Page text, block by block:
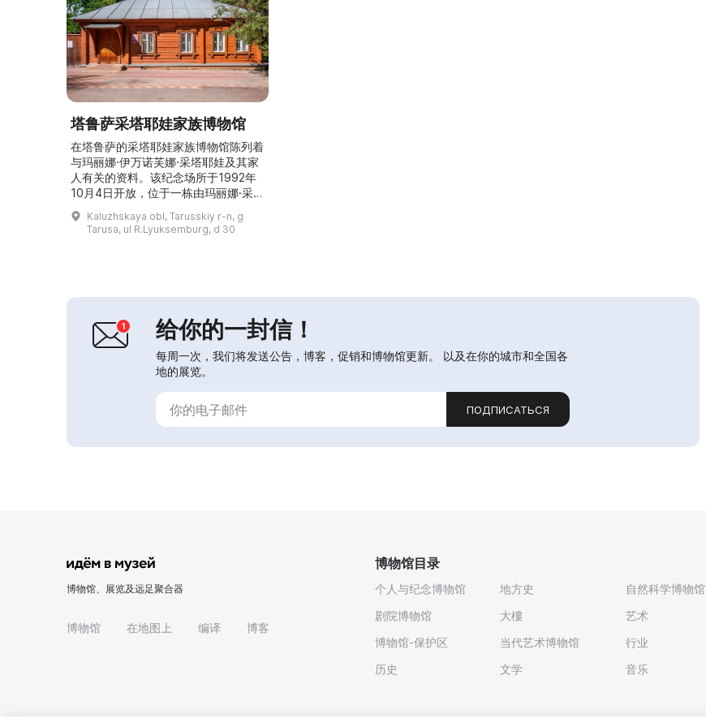
塔鲁萨采塔耶娃家族博物馆
在塔鲁萨的采塔耶娃家族博物馆陈列着
与玛丽娜·伊万诺芙娜·采塔耶娃及其家
人有关的资料。该纪念场所于1992年
10月4日开放，位于一栋由玛丽娜·采塔
耶娃的祖父于1899年购买的房屋内。
姐妹玛丽娜和阿纳斯塔西娅·采塔耶娃
曾在此居住（1907–1910年），她们
具、属于玛丽娜及其亲属的物品，以
Kaluzhskaya obl, Tarusskiy r-n, g
Tarusa, ul R.Lyuksemburg, d 30
给你的一封信！
每周一次，我们将发送公告，博客，促销和博物馆更新。 以及在你的城市和全国各
地的展览。
ПОДПИСАТЬСЯ
博物馆、展览及远足聚合器
博物馆 在地图上 编译 博客
博物馆目录
个人与纪念博物馆
剧院博物馆
博物馆-保护区
历史
地方史
大樓
当代艺术博物馆
文学
自然科学博物馆
艺术
行业
音乐